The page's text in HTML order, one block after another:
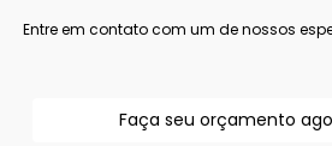
Entre em contato com um de nossos
Faça seu orçamento